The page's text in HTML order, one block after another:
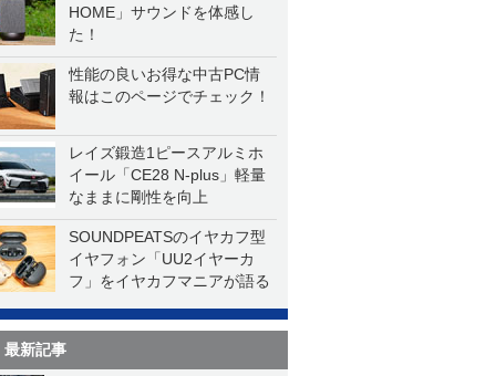
HOME」サウンドを体感し
た！
性能の良いお得な中古PC情
報はこのページでチェック！
レイズ鍛造1ピースアルミホ
イール「CE28 N-plus」軽量
なままに剛性を向上
SOUNDPEATSのイヤカフ型
イヤフォン「UU2イヤーカ
フ」をイヤカフマニアが語る
最新記事